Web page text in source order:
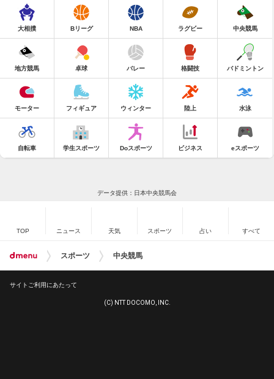
大相撲 Bリーグ NBA ラグビー 中央競馬
地方競馬 卓球 バレー 格闘技 バドミントン
モーター フィギュア ウィンター 陸上 水泳
自転車 学生スポーツ Doスポーツ ビジネス eスポーツ
データ提供：日本中央競馬会
TOP ニュース 天気 スポーツ 占い すべて
スポーツ 中央競馬
サイトご利用にあたって
(C) NTT DOCOMO, INC.